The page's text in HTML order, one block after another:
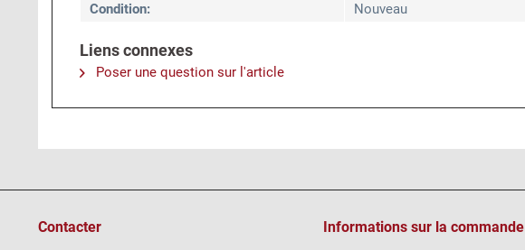
Condition:
Nouveau
Liens connexes
Poser une question sur l'article
Contacter Informations sur la commande